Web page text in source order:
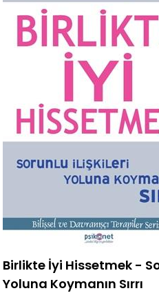
Birlikte İyi Hissetmek -
Yoluna Koymanın Sırrı